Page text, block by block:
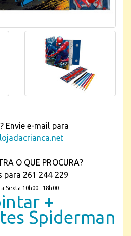
Envie e-mail para
O QUE PROCURA?
para 261 244 229
Sexta 10h00 - 18h00
+
Spiderman